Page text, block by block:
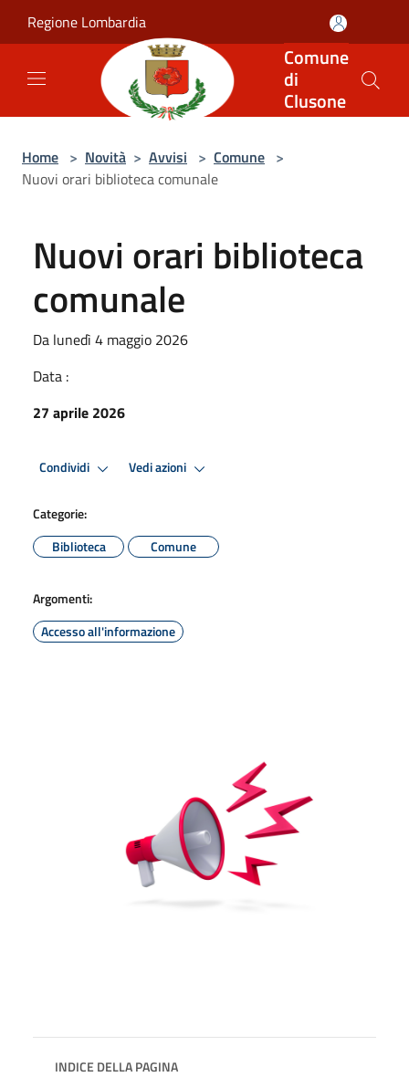
Regione Lombardia
Comune
di
Clusone
Home > Novità > Avvisi > Comune >
Nuovi orari biblioteca comunale
Nuovi orari biblioteca
comunale
Da lunedì 4 maggio 2026
Data :
27 aprile 2026
Condividi Vedi azioni
Categorie:
Biblioteca
Comune
Argomenti:
Accesso all'informazione
INDICE DELLA PAGINA